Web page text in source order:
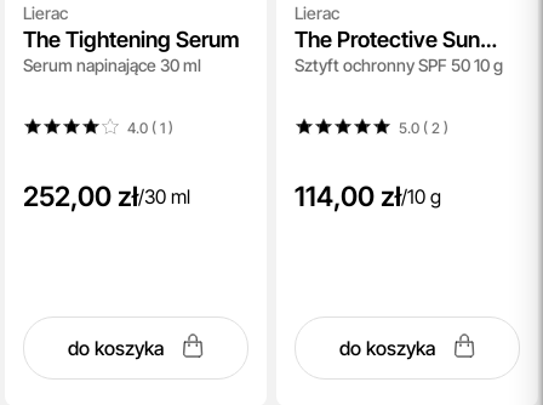
Lierac
The Tightening Serum
Serum napinające 30 ml
4.0 ( 1)
252,00 zł/30 ml
do koszyka
Lierac
The Protective Sun
Stick SPF 50+
Sztyft ochronny SPF 50 10 g
5.0 ( 2 )
114,00 zł/10 g
do koszyka